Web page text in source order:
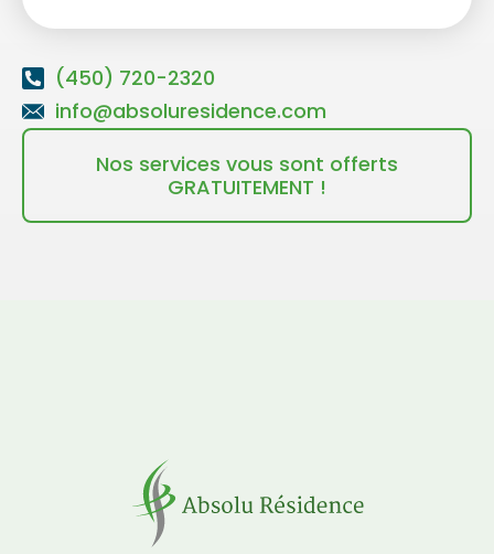
(450) 720-2320
info@absoluresidence.com
Nos services vous sont offerts
GRATUITEMENT !